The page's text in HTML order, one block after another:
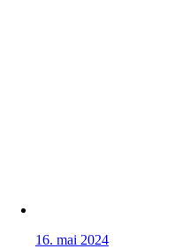
16. mai 2024